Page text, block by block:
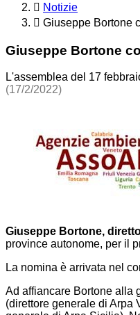
Notizie
Giuseppe Bortone
Giuseppe Bortone
L'assemblea del 17
(17/2/2022)
Giuseppe Bortone,
province autonome, per il
La nomina è arrivata nel
Ad affiancare Bortone alla
(direttore generale di Arpa